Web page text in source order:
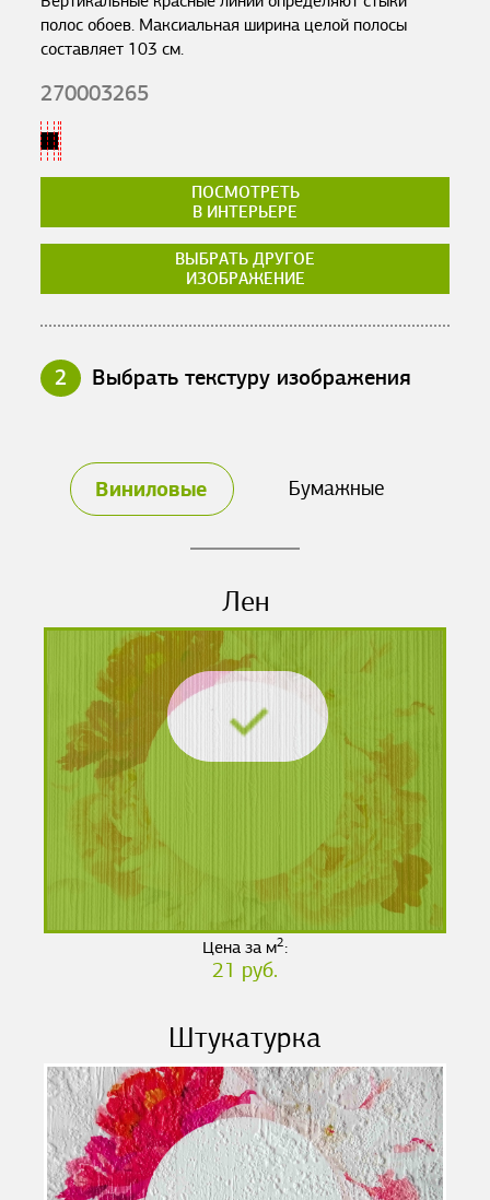
полос обоев. Максиальная ширина целой полосы
составляет 103 см.
270003265
ПОСМОТРЕТЬ
В ИНТЕРЬЕРЕ
ВЫБРАТЬ ДРУГОЕ
ИЗОБРАЖЕНИЕ
2 Выбрать текстуру изображения
Виниловые Бумажные
Лен
Цена за м2:
21 руб.
Штукатурка